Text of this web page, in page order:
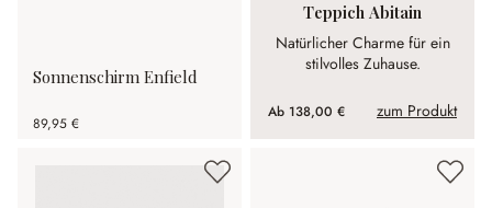
Sonnenschirm Enfield
89,95 €
Teppich Abitain
Natürlicher Charme für ein
stilvolles Zuhause.
Ab 138,00 € zum Produkt